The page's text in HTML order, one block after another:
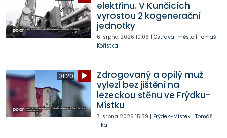
elektřinu. V Kunčicích
vyrostou 2 kogenerační
jednotky
6. srpna 2026 10:06 | Ostrava-město| Tomáš
Kořistka
01:20
Zdrogovaný a opilý muž
vylezl bez jištění na
lezeckou stěnu ve Frýdku-
Místku
7. srpna 2026 15:39 | Frýdek-Místek| Tomáš
Tikal